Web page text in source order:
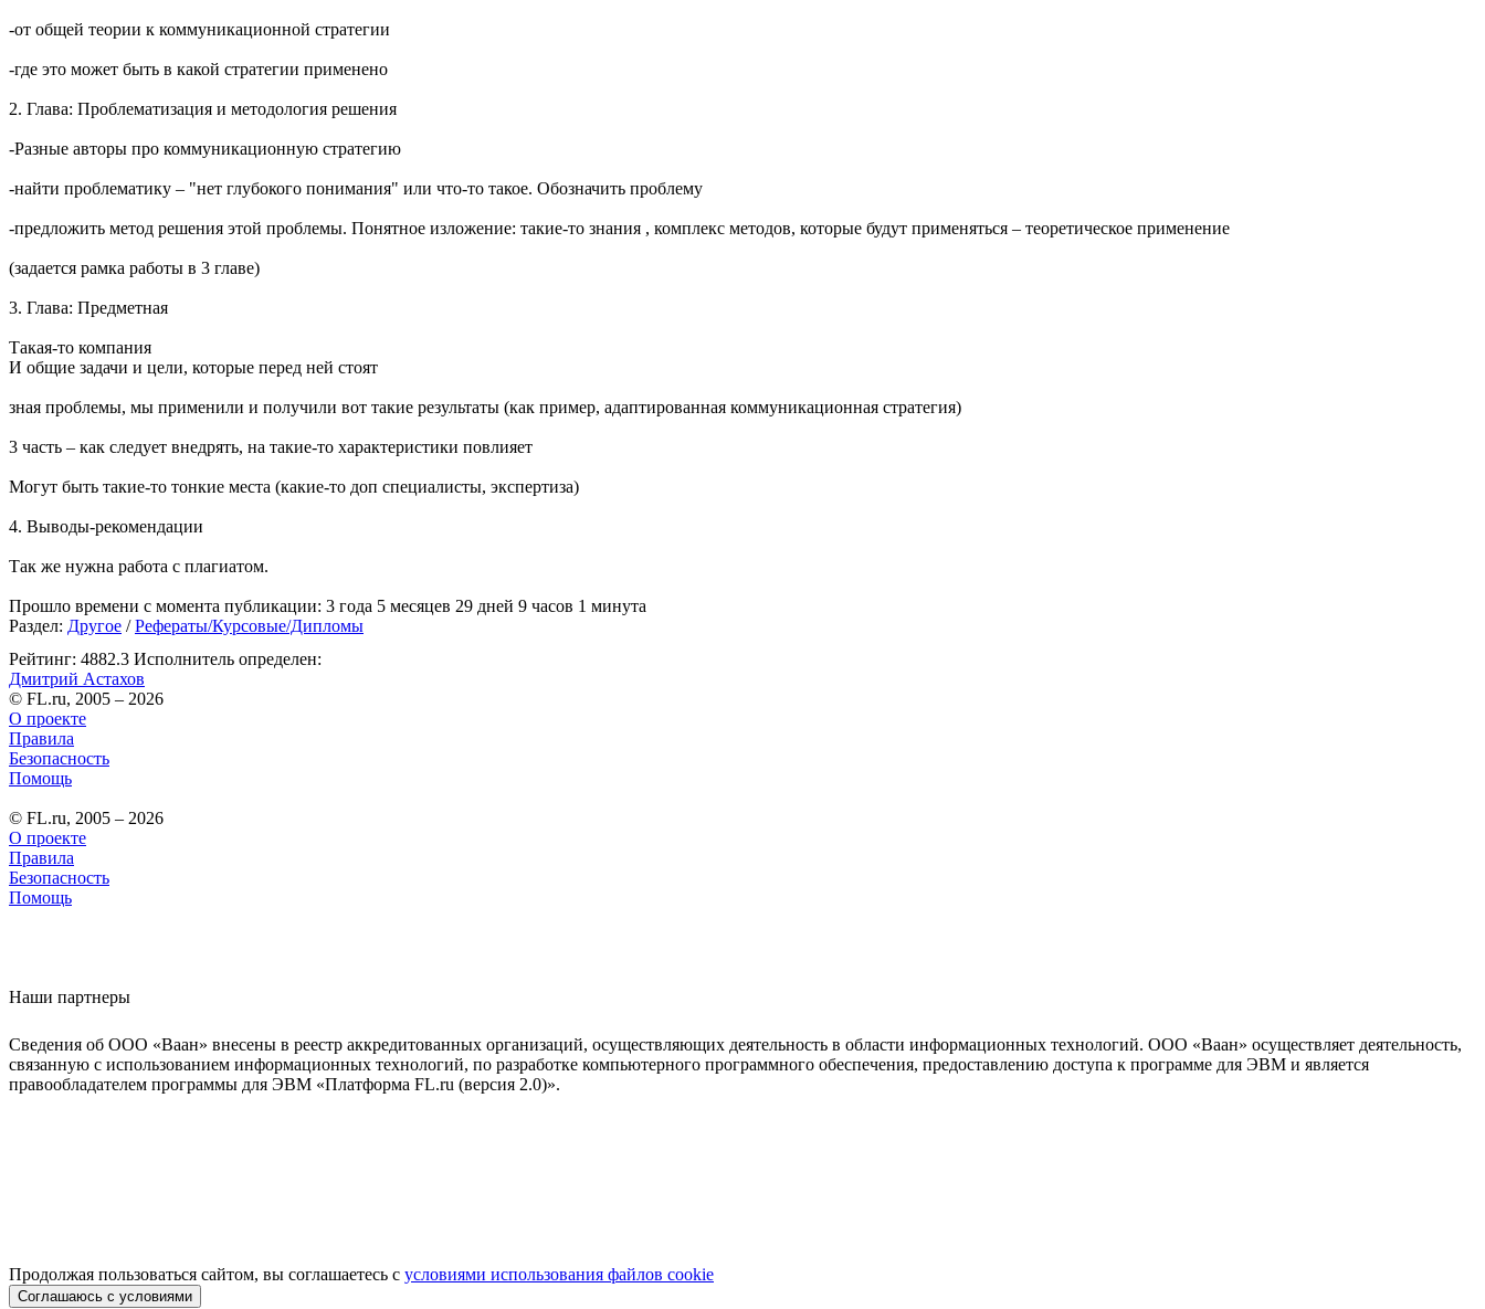
-от общей теории к коммуникационной стратегии
-где это может быть в какой стратегии применено
2. Глава: Проблематизация и методология решения
-Разные авторы про коммуникационную стратегию
-найти проблематику – "нет глубокого понимания" или что-то такое. Обозначить проблему
-предложить метод решения этой проблемы. Понятное изложение: такие-то знания , комплекс методов, которые будут применяться – теоретическое применение
(задается рамка работы в 3 главе)
3. Глава: Предметная
Такая-то компания
И общие задачи и цели, которые перед ней стоят
зная проблемы, мы применили и получили вот такие результаты (как пример, адаптированная коммуникационная стратегия)
3 часть – как следует внедрять, на такие-то характеристики повлияет
Могут быть такие-то тонкие места (какие-то доп специалисты, экспертиза)
4. Выводы-рекомендации
Так же нужна работа с плагиатом.
Прошло времени с момента публикации: 3 года 5 месяцев 29 дней 9 часов 1 минута
Раздел: Другое /Рефераты/Курсовые/Дипломы
Рейтинг: 4882.3 Исполнитель определен:
Дмитрий Астахов
© FL.ru, 2005 – 2026
О проекте
Правила
Безопасность
Помощь
© FL.ru, 2005 – 2026
О проекте
Правила
Безопасность
Помощь
Наши партнеры
Сведения об ООО «Ваан» внесены в реестр аккредитованных организаций, осуществляющих деятельность в области информационных технологий. ООО «Ваан» осуществляет деятельность,
связанную с использованием информационных технологий, по разработке компьютерного программного обеспечения, предоставлению доступа к программе для ЭВМ и является
правообладателем программы для ЭВМ «Платформа FL.ru (версия 2.0)».
Продолжая пользоваться сайтом, вы соглашаетесь с условиями использования файлов cookie
Соглашаюсь с условиями